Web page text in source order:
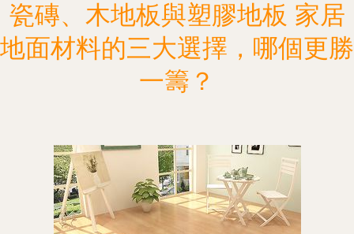
瓷磚、木地板與塑膠地板 家居
地面材料的三大選擇，哪個更勝
一籌？